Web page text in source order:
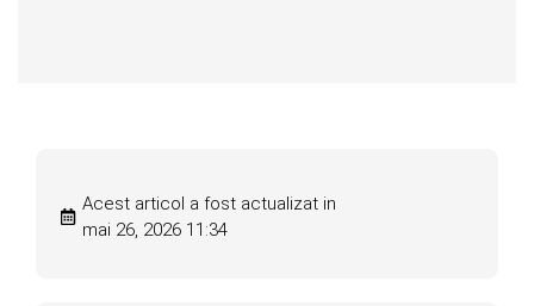
Acest articol a fost actualizat in
mai 26, 2026 11:34